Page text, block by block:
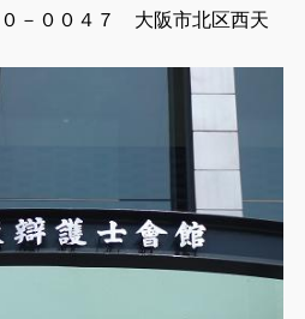
－００４７ 大阪市北区西天